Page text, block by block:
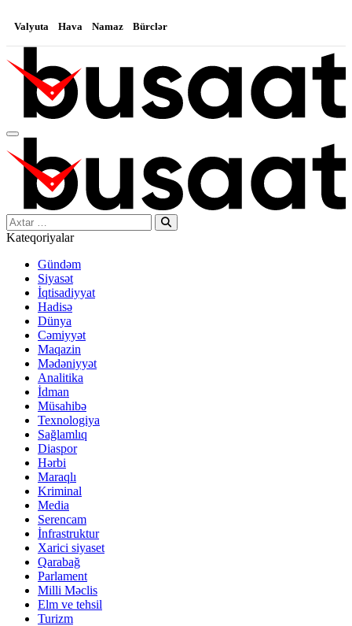
Valyuta Hava Namaz Bürclər
Search…
Kateqoriyalar
Gündəm
Siyasət
İqtisadiyyat
Hadisə
Dünya
Cəmiyyət
Maqazin
Mədəniyyət
Analitika
İdman
Müsahibə
Texnologiya
Sağlamlıq
Diaspor
Hərbi
Maraqlı
Kriminal
Media
Serencam
İnfrastruktur
Xarici siyaset
Qarabağ
Parlament
Milli Məclis
Elm ve tehsil
Turizm